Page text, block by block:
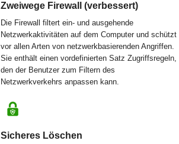
Zweiwege Firewall (verbessert)
Die Firewall filtert ein- und ausgehende
Netzwerkaktivitäten auf dem Computer und schützt
vor allen Arten von netzwerkbasierenden Angriffen.
Sie enthält einen vordefinierten Satz Zugriffsregeln,
den der Benutzer zum Filtern des
Netzwerkverkehrs anpassen kann.
Sicheres Löschen